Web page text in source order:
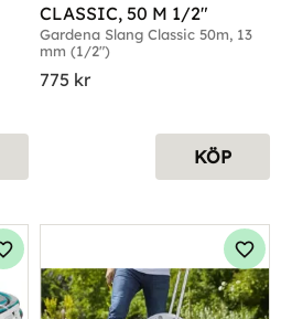
CLASSIC, 50 M 1/2"
Gardena Slang Classic 50m, 13
mm (1/2")
775 kr
KÖP
Lägg till i favoriter